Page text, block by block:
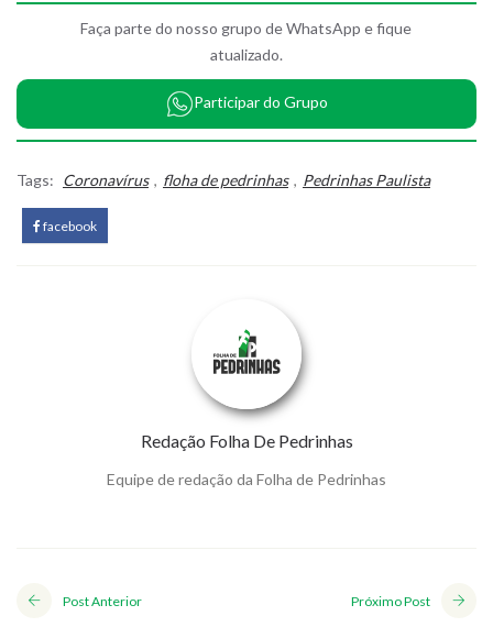
Faça parte do nosso grupo de WhatsApp e fique
atualizado.
Participar do Grupo
Tags: Coronavírus , floha de pedrinhas , Pedrinhas Paulista
facebook
Redação Folha De Pedrinhas
Equipe de redação da Folha de Pedrinhas
Post Anterior Próximo Post